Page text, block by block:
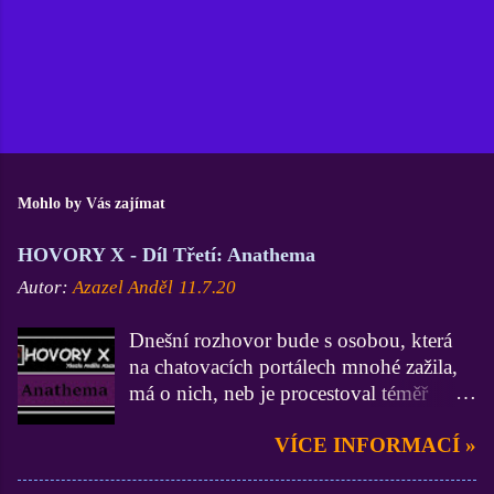
Mohlo by Vás zajímat
HOVORY X - Díl Třetí: Anathema
Autor: Azazel Anděl 11.7.20
Dnešní rozhovor bude s osobou, která
na chatovacích portálech mnohé zažila,
má o nich, neb je procestoval téměř
zkušenosti (zdatnější už jsem asi jen Já
VÍCE INFORMACÍ »